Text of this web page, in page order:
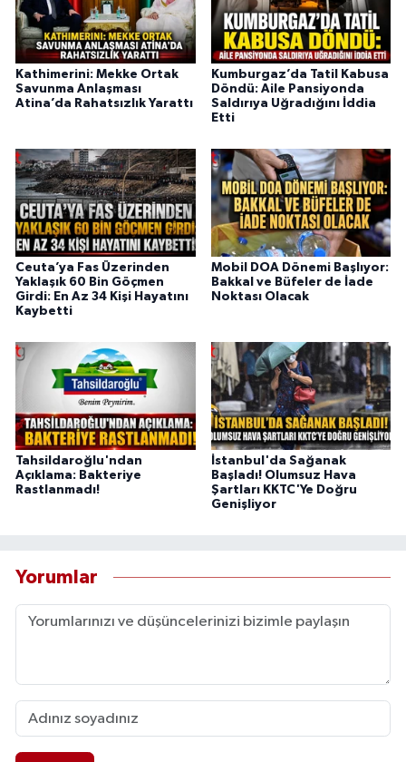
Kathimerini: Mekke Ortak
Savunma Anlaşması
Atina’da Rahatsızlık Yarattı
Kumburgaz’da Tatil Kabusa
Döndü: Aile Pansiyonda
Saldırıya Uğradığını İddia
Etti
Ceuta’ya Fas Üzerinden
Yaklaşık 60 Bin Göçmen
Girdi: En Az 34 Kişi Hayatını
Kaybetti
Mobil DOA Dönemi Başlıyor:
Bakkal ve Büfeler de İade
Noktası Olacak
Tahsildaroğlu'ndan
Açıklama: Bakteriye
Rastlanmadı!
İstanbul'da Sağanak
Başladı! Olumsuz Hava
Şartları KKTC'Ye Doğru
Genişliyor
Yorumlar